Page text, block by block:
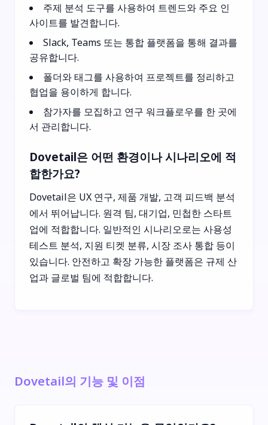
주제 분석 도구를 사용하여 트렌드와 주요 인
사이트를 발견합니다.
Slack, Teams 또는 통합 플랫폼을 통해 결과를
공유합니다.
폴더와 태그를 사용하여 프로젝트를 정리하고
협업을 용이하게 합니다.
참가자를 모집하고 연구 워크플로우를 한 곳에
서 관리합니다.
Dovetail은 어떤 환경이나 시나리오에 적
합한가요?
Dovetail은 UX 연구, 제품 개발, 고객 피드백 분석
에서 뛰어납니다. 원격 팀, 대기업, 민첩한 스타트
업에 적합합니다. 일반적인 시나리오로는 사용성
테스트 분석, 지원 티켓 분류, 시장 조사 통합 등이
있습니다. 안전하고 확장 가능한 플랫폼은 규제 산
업과 글로벌 팀에 적합합니다.
Dovetail의 기능 및 이점